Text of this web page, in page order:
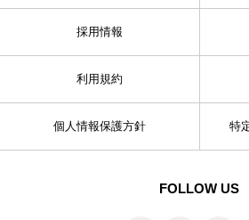
採用情報
利用規約
個人情報保護方針 特
FOLLOW US